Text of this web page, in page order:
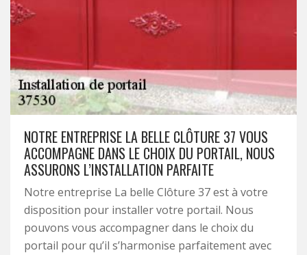
NOTRE ENTREPRISE LA BELLE CLÔTURE 37 VOUS
ACCOMPAGNE DANS LE CHOIX DU PORTAIL, NOUS
ASSURONS L’INSTALLATION PARFAITE
Notre entreprise La belle Clôture 37 est à votre
disposition pour installer votre portail. Nous
pouvons vous accompagner dans le choix du
portail pour qu’il s’harmonise parfaitement avec